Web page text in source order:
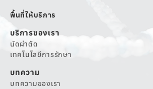
พื้นที่ให้บริการ
บริการของเรา
นัดผ่าตัด
เทคโนโลยีการรักษา
บทความ
บทความของเรา